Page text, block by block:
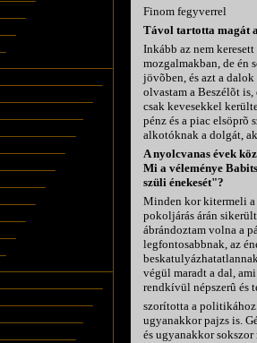
Finom fegyverrel
Távol tartotta magát
Inkább az nem
mozgalmakban, de én
jövõben, és azt a
olvastam a Beszélõt
csak kevesekkel
pénz és a piac elsöprõ
alkotóknak a dolgát,
A nyolcvanas évek
Mi a véleménye
szüli énekesét"?
Minden kor kitermeli a
pokoljárás árán
ábrándoztam volna a
legfontosabbnak, az
végül maradt a dal,
rendkívül népszerû és
szorította a
ugyanakkor pajzs is.
és ugyanakkor